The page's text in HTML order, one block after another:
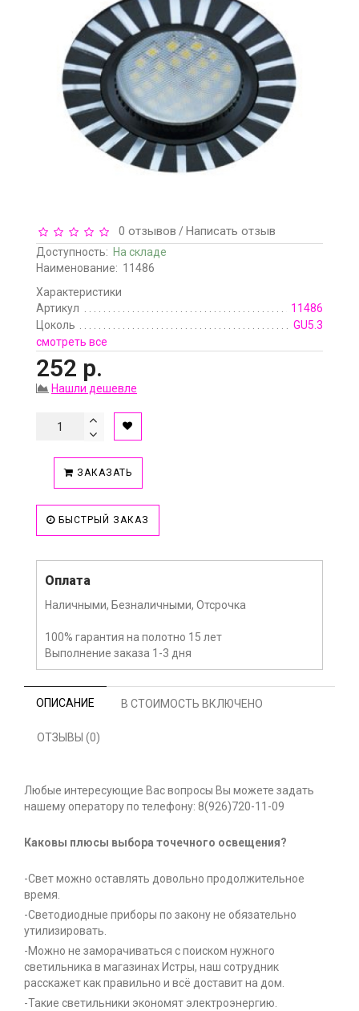
0 отзывов /Написать отзыв
Доступность: На складе
Наименование: 11486
Характеристики
Артикул
11486
Цоколь
GU5.3
смотреть все
252 р.
Нашли дешевле
ЗАКАЗАТЬ
БЫСТРЫЙ ЗАКАЗ
Оплата
Наличными, Безналичными, Отсрочка
100% гарантия на полотно 15 лет
Выполнение заказа 1-3 дня
ОПИСАНИЕ В СТОИМОСТЬ ВКЛЮЧЕНО
ОТЗЫВЫ (0)
Любые интересующие Вас вопросы Вы можете задать
нашему оператору по телефону: 8(926)720-11-09
Каковы плюсы выбора точечного освещения?
-Свет можно оставлять довольно продолжительное
время.
-Светодиодные приборы по закону не обязательно
утилизировать.
-Можно не заморачиваться с поиском нужного
светильника в магазинах Истры, наш сотрудник
расскажет как правильно и всё доставит на дом.
-Такие светильники экономят электроэнергию.